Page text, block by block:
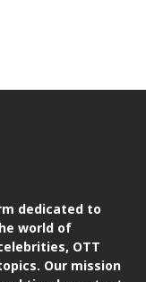
dedicated to
world of
OTT
Our mission